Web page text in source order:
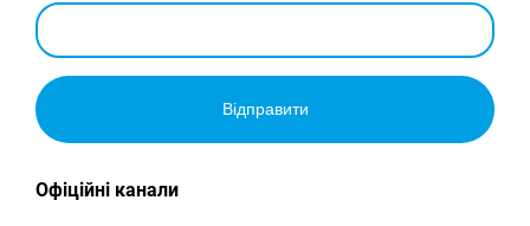
Відправити
Офіційні канали